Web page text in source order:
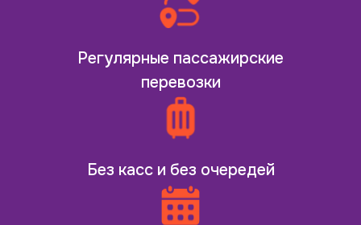
Регулярные пассажирские
перевозки
Без касс и без очередей